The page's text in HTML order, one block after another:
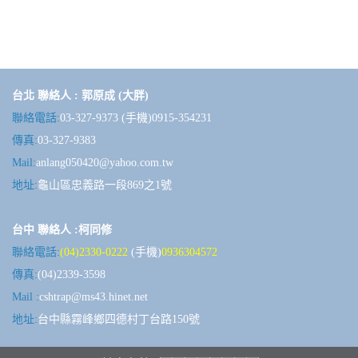
台北 聯絡人 : 郭原成 (大胖)
聯絡電話:03-327-9373 (手機)0915-354231
傳真:03-327-9383
Mail:anlang050420@yahoo.com.tw
地址:龜山區忠義路一段869之1號
台中 聯絡人 :柯同修
聯絡電話:(04)2330-0222 (手機)0936304572
傳真:(04)2339-3598
Mail :cshtrap@ms43.hinet.net
地址:台中縣霧峰鄉四德村丁台路150號